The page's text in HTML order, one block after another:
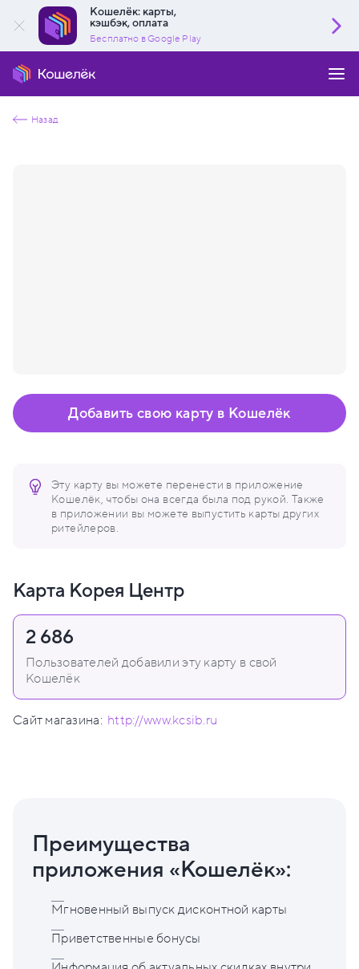
Кошелёк: карты,
кэшбэк, оплата
Бесплатно в Google Play
Назад
Эту карту вы можете перенести в приложение
Кошелёк, чтобы она всегда была под рукой. Также
в приложении вы можете выпустить карты других
ритейлеров.
Добавить свою карту в Кошелёк
Карта Корея Центр
2 686
Пользователей добавили эту карту в свой
Кошелёк
Сайт магазина: http://www.kcsib.ru
Преимущества
приложения «Кошелёк»:
Мгновенный выпуск дисконтной карты
Приветственные бонусы